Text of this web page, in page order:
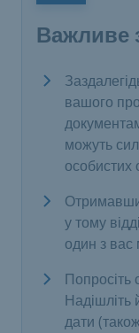
Важливе
вашого
можуть
особистих
у тому
один з
Попросіть
Надішліть
дати